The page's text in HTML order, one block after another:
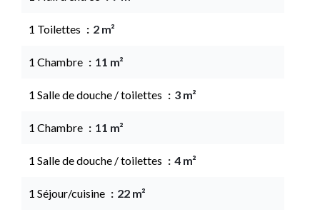
1 Toilettes 2 m²
1 Chambre 11 m²
1 Salle de douche / toilettes 3 m²
1 Chambre 11 m²
1 Salle de douche / toilettes 4 m²
1 Séjour/cuisine 22 m²